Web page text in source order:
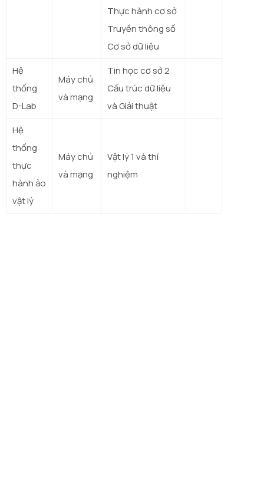
Thực hành cơ sở
Truyền thông số
Cơ sở dữ liệu
Hệ
thống
D-Lab
Máy chủ
và mạng
Tin học cơ sở 2
Cấu trúc dữ liệu
và Giải thuật
Hệ
thống
thực
hành ảo
vật lý
Máy chủ
và mạng
Vật lý 1 và thí
nghiệm